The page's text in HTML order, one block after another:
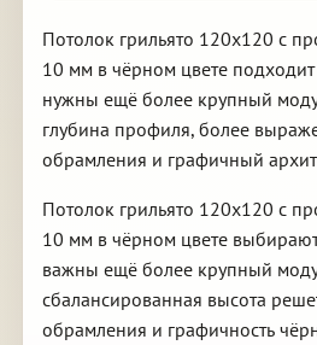
Потолок грильято 120х120 с
10 мм в чёрном цвете
нужны ещё более крупный
глубина профиля, более
обрамления и графичный
Потолок грильято 120х120 с
10 мм в чёрном цвете
важны ещё более крупный
сбалансированная высота
обрамления и графичность